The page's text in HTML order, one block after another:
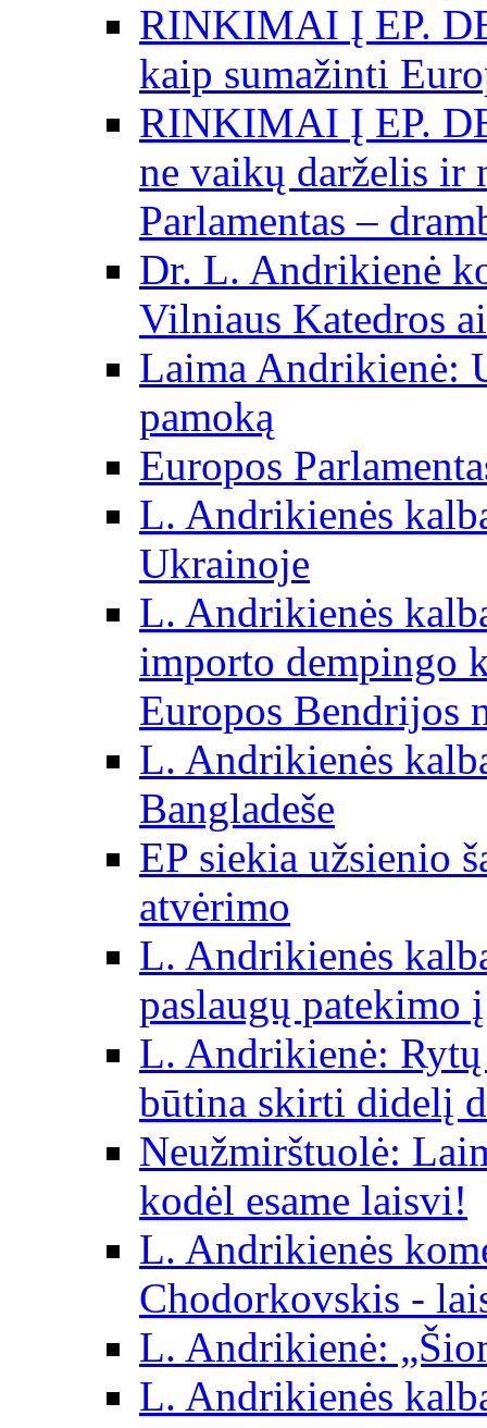
RINKIMAI Į EP.
kaip sumažinti
RINKIMAI Į EP.
ne vaikų darželis ir
Parlamentas –
Dr. L. Andrikienė
Vilniaus Katedros
Laima Andrikienė:
pamoką
Europos
L. Andrikienės
Ukrainoje
L. Andrikienės
importo dempingo
Europos Bendrijos
L. Andrikienės
Bangladeše
EP siekia užsienio
atvėrimo
L. Andrikienės
paslaugų
L. Andrikienė:
būtina skirti didelį
Neužmirštuolė:
kodėl esame laisvi!
L. Andrikienės
Chodorkovskis -
L. Andrikienė:
L. Andrikienės